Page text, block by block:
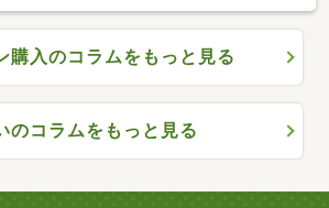
購入のコラムをもっと見る
のコラムをもっと見る